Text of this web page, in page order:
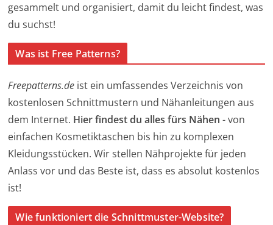
gesammelt und organisiert, damit du leicht findest, was
du suchst!
Was ist Free Patterns?
Freepatterns.de ist ein umfassendes Verzeichnis von
kostenlosen Schnittmustern und Nähanleitungen aus
dem Internet. Hier findest du alles fürs Nähen - von
einfachen Kosmetiktaschen bis hin zu komplexen
Kleidungsstücken. Wir stellen Nähprojekte für jeden
Anlass vor und das Beste ist, dass es absolut kostenlos
ist!
Wie funktioniert die Schnittmuster-Website?